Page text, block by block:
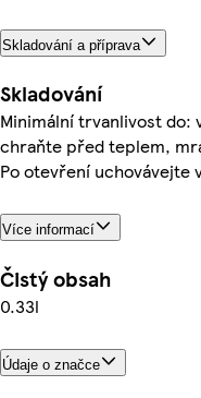
Skladování a příprava
Skladování
Minimální trvanlivost do:
chraňte před teplem,
Po otevření uchovávejte
Více informací
Čistý obsah
0.33l
Údaje o značce